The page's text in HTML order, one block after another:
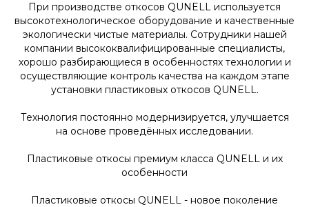
При производстве откосов QUNELL используется
высокотехнологическое оборудование и качественные
экологически чистые материалы. Сотрудники нашей
компании высококвалифицированные специалисты,
хорошо разбирающиеся в особенностях технологии и
осуществляющие контроль качества на каждом этапе
установки пластиковых откосов QUNELL.
Технология постоянно модернизируется, улучшается
на основе проведённых исследовании.
Пластиковые откосы премиум класса QUNELL и их
особенности
Пластиковые откосы QUNELL - новое поколение